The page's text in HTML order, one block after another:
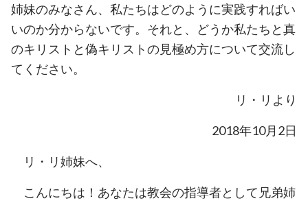
姉妹のみなさん、 私たちはどのように実践すればい
いのか分からないです。それと、どうか私たちと真
のキリストと偽キリストの見極め方について交流し
てください。
リ・リより
2018年10月2日
リ・リ姉妹へ、
こんにちは！あなたは教会の指導者として兄弟姉